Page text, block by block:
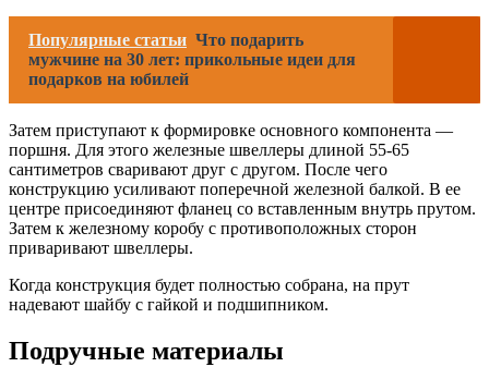
Популярные статьи Что подарить
мужчине на 30 лет: прикольные идеи для
подарков на юбилей
Затем приступают к формировке основного компонента —
поршня. Для этого железные швеллеры длиной 55-65
сантиметров сваривают друг с другом. После чего
конструкцию усиливают поперечной железной балкой. В ее
центре присоединяют фланец со вставленным внутрь прутом.
Затем к железному коробу с противоположных сторон
приваривают швеллеры.
Когда конструкция будет полностью собрана, на прут
надевают шайбу с гайкой и подшипником.
Подручные материалы